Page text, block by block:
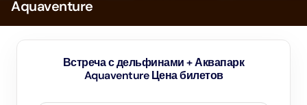
Aquaventure
Встреча с дельфинами + Аквапарк
Aquaventure Цена билетов